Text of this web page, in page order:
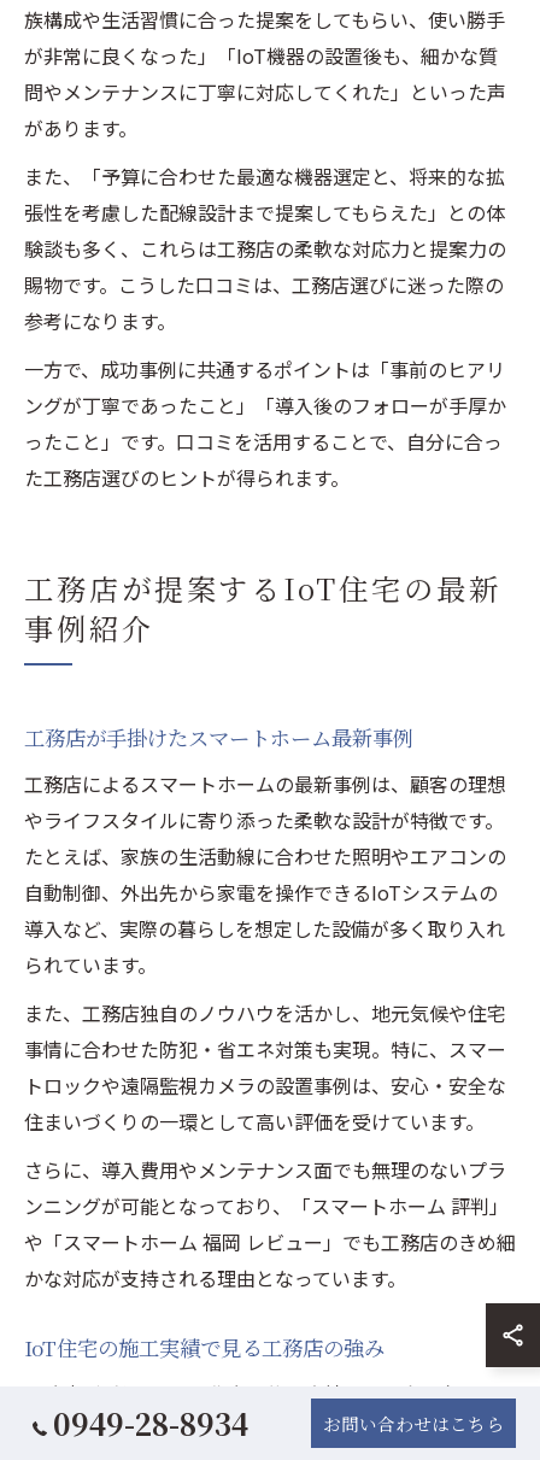
族構成や生活習慣に合った提案をしてもらい、使い勝手
が非常に良くなった」「IoT機器の設置後も、細かな質
問やメンテナンスに丁寧に対応してくれた」といった声
があります。
また、「予算に合わせた最適な機器選定と、将来的な拡
張性を考慮した配線設計まで提案してもらえた」との体
験談も多く、これらは工務店の柔軟な対応力と提案力の
賜物です。こうした口コミは、工務店選びに迷った際の
参考になります。
一方で、成功事例に共通するポイントは「事前のヒアリ
ングが丁寧であったこと」「導入後のフォローが手厚か
ったこと」です。口コミを活用することで、自分に合っ
た工務店選びのヒントが得られます。
工務店が提案するIoT住宅の最新
事例紹介
工務店が手掛けたスマートホーム最新事例
工務店によるスマートホームの最新事例は、顧客の理想
やライフスタイルに寄り添った柔軟な設計が特徴です。
たとえば、家族の生活動線に合わせた照明やエアコンの
自動制御、外出先から家電を操作できるIoTシステムの
導入など、実際の暮らしを想定した設備が多く取り入れ
られています。
また、工務店独自のノウハウを活かし、地元気候や住宅
事情に合わせた防犯・省エネ対策も実現。特に、スマー
トロックや遠隔監視カメラの設置事例は、安心・安全な
住まいづくりの一環として高い評価を受けています。
さらに、導入費用やメンテナンス面でも無理のないプラ
ンニングが可能となっており、「スマートホーム 評判」
や「スマートホーム 福岡 レビュー」でも工務店のきめ細
かな対応が支持される理由となっています。
IoT住宅の施工実績で見る工務店の強み
工務店が手掛けるIoT住宅の施工実績には、全国各地の
気候や土地条件に合わせたカスタマイズ力が際立ちま
0949-28-8934 お問い合わせはこちら